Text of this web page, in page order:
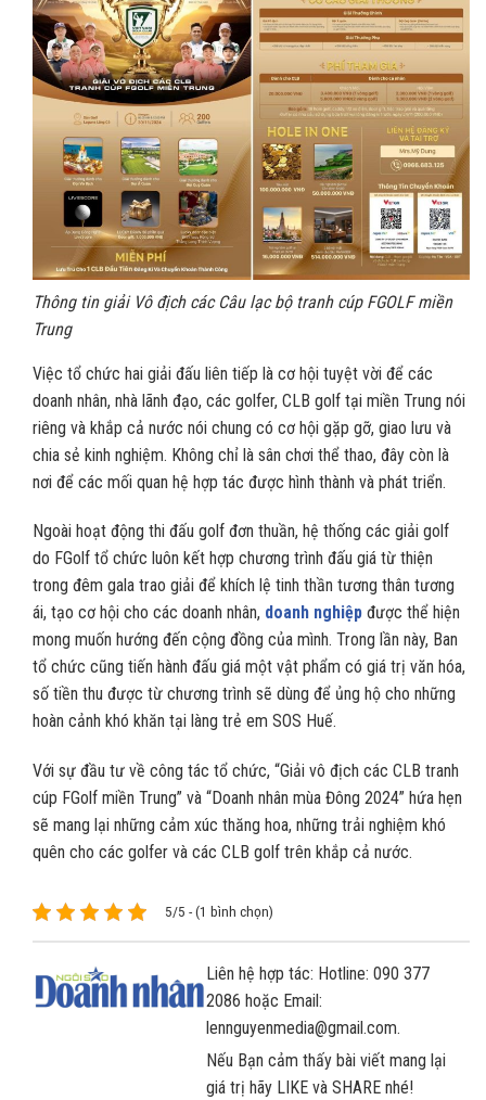
Thông tin giải Vô địch các Câu lạc bộ tranh cúp FGOLF miền
Trung
Việc tổ chức hai giải đấu liên tiếp là cơ hội tuyệt vời để các
doanh nhân, nhà lãnh đạo, các golfer, CLB golf tại miền Trung nói
riêng và khắp cả nước nói chung có cơ hội gặp gỡ, giao lưu và
chia sẻ kinh nghiệm. Không chỉ là sân chơi thể thao, đây còn là
nơi để các mối quan hệ hợp tác được hình thành và phát triển.
Ngoài hoạt động thi đấu golf đơn thuần, hệ thống các giải golf
do FGolf tổ chức luôn kết hợp chương trình đấu giá từ thiện
trong đêm gala trao giải để khích lệ tinh thần tương thân tương
ái, tạo cơ hội cho các doanh nhân, doanh nghiệp được thể hiện
mong muốn hướng đến cộng đồng của mình. Trong lần này, Ban
tổ chức cũng tiến hành đấu giá một vật phẩm có giá trị văn hóa,
số tiền thu được từ chương trình sẽ dùng để ủng hộ cho những
hoàn cảnh khó khăn tại làng trẻ em SOS Huế.
Với sự đầu tư về công tác tổ chức, “Giải vô địch các CLB tranh
cúp FGolf miền Trung” và “Doanh nhân mùa Đông 2024” hứa hẹn
sẽ mang lại những cảm xúc thăng hoa, những trải nghiệm khó
quên cho các golfer và các CLB golf trên khắp cả nước.
5/5 - (1 bình chọn)
Liên hệ hợp tác: Hotline: 090 377
2086 hoặc Email:
lennguyenmedia@gmail.com.
Nếu Bạn cảm thấy bài viết mang lại
giá trị hãy LIKE và SHARE nhé!